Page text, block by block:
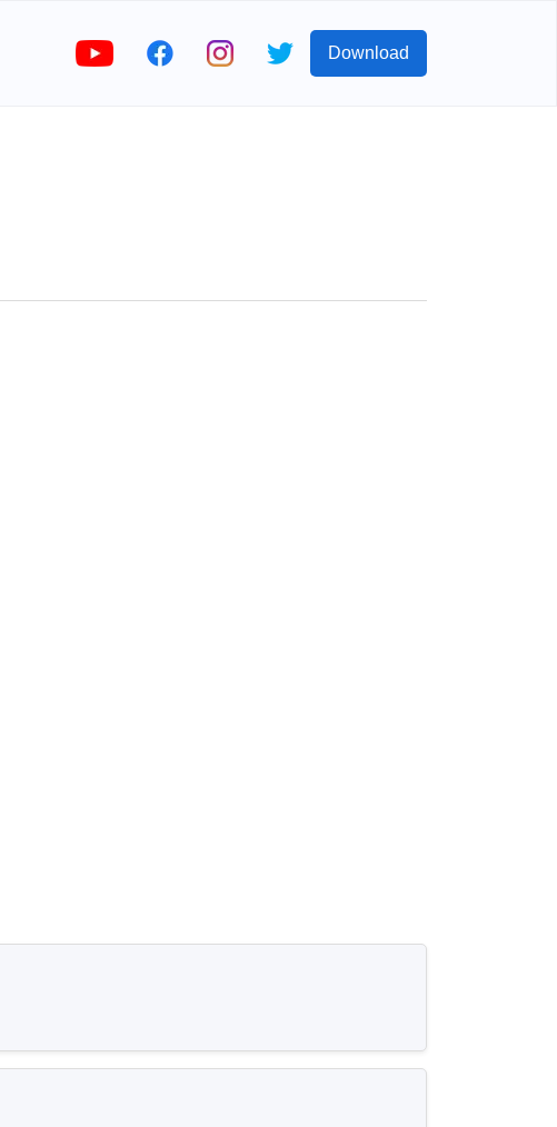
Download